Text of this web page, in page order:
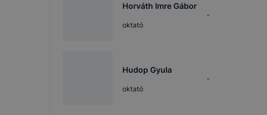
Horváth Imre Gábor
oktató
-
Hudop Gyula
oktató
-